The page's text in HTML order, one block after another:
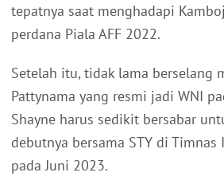
tepatnya saat menghadapi
perdana Piala AFF 2022.
Setelah itu, tidak lama berselang
Pattynama yang resmi jadi WNI
Shayne harus sedikit bersabar
debutnya bersama STY di Timnas
pada Juni 2023.